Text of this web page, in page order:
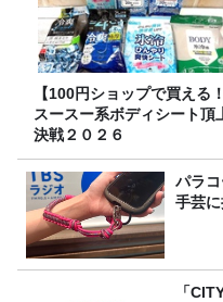
【100円ショップで買える！
スースー系ボディシート頂
決戦２０２６
パラ
手芸
「